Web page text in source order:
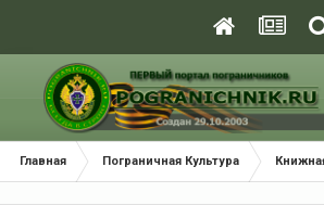
Главная Пограничная Культура